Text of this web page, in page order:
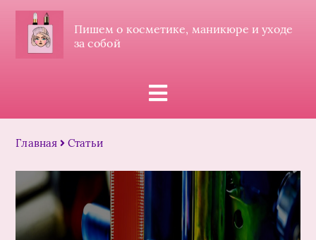
Пишем о косметике, маникюре и уходе
за собой
Главная Статьи